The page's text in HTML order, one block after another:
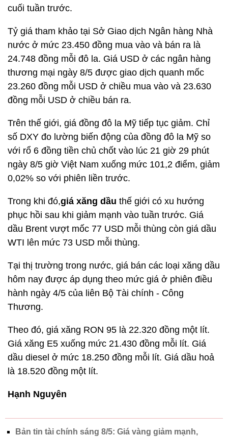
cuối tuần trước.
Tỷ giá tham khảo tại Sở Giao dịch Ngân hàng Nhà
nước ở mức 23.450 đồng mua vào và bán ra là
24.748 đồng mỗi đô la. Giá USD ở các ngân hàng
thương mại ngày 8/5 được giao dịch quanh mốc
23.260 đồng mỗi USD ở chiều mua vào và 23.630
đồng mỗi USD ở chiều bán ra.
Trên thế giới, giá đồng đô la Mỹ tiếp tục giảm. Chỉ
số DXY đo lường biến động của đồng đô la Mỹ so
với rổ 6 đồng tiền chủ chốt vào lúc 21 giờ 29 phút
ngày 8/5 giờ Việt Nam xuống mức 101,2 điểm, giảm
0,02% so với phiên liền trước.
Trong khi đó,giá xăng dầu thế giới có xu hướng
phục hồi sau khi giảm mạnh vào tuần trước. Giá
dầu Brent vượt mốc 77 USD mỗi thùng còn giá dầu
WTI lên mức 73 USD mỗi thùng.
Tại thị trường trong nước, giá bán các loại xăng dầu
hôm nay được áp dụng theo mức giá ở phiên điều
hành ngày 4/5 của liên Bộ Tài chính - Công
Thương.
Theo đó, giá xăng RON 95 là 22.320 đồng một lít.
Giá xăng E5 xuống mức 21.430 đồng mỗi lít. Giá
dầu diesel ở mức 18.250 đồng mỗi lít. Giá dầu hoả
là 18.520 đồng một lít.
Hạnh Nguyên
Bản tin tài chính sáng 8/5: Giá vàng giảm mạnh,